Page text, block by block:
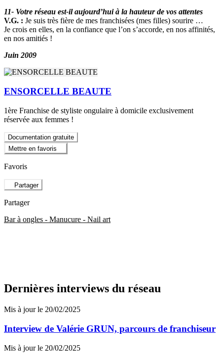
11- Votre réseau est-il aujourd’hui à la hauteur de vos attentes
V.G. : Je suis très fière de mes franchisées (mes filles) sourire …
Je crois en elles, en la confiance que l’on s’accorde, en nos affinités,
en nos amitiés !
Juin 2009
ENSORCELLE BEAUTE
1ère Franchise de styliste ongulaire à domicile exclusivement
réservée aux femmes !
Documentation gratuite
Mettre en favoris
Favoris
Partager
Partager
Bar à ongles - Manucure - Nail art
Dernières interviews du réseau
Mis à jour le 20/02/2025
Interview de Valérie GRUN, parcours de franchiseur
Mis à jour le 20/02/2025